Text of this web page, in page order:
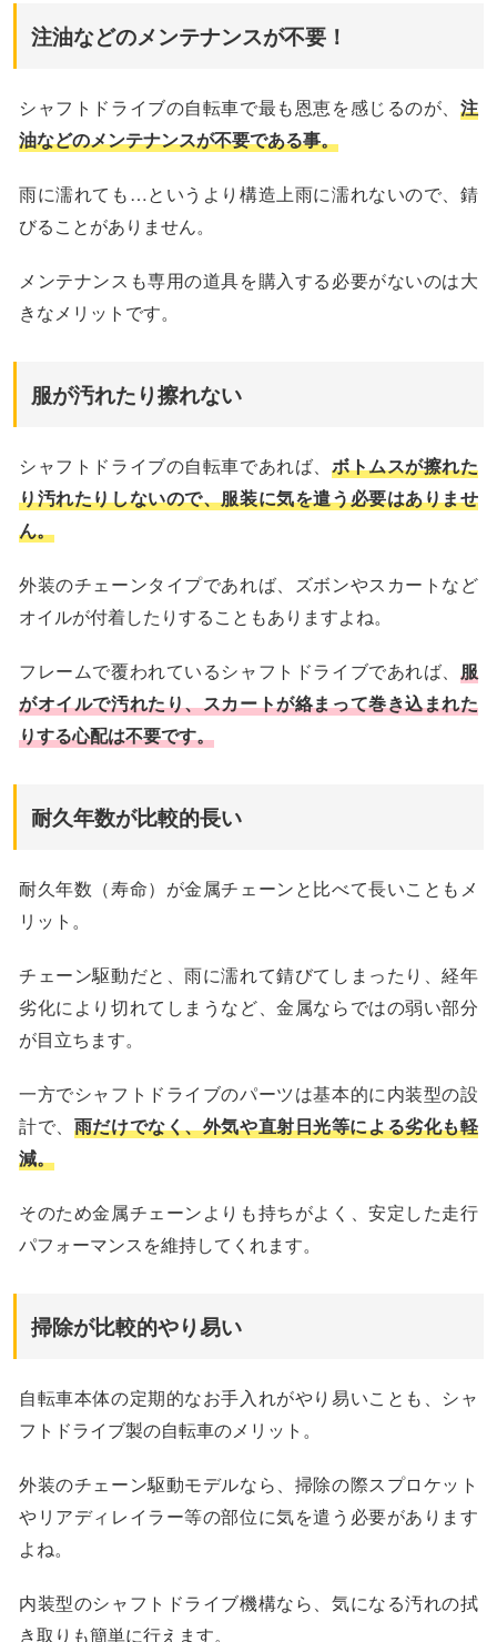
注油などのメンテナンスが不要！
シャフトドライブの自転車で最も恩恵を感じるのが、 注
油などのメンテナンスが不要である事。
雨に濡れても…というより構造上雨に濡れないので、錆
びることがありません。
メンテナンスも専用の道具を購入する必要がないのは大
きなメリットです。
服が汚れたり擦れない
シャフトドライブの自転車であれば、 ボトムスが擦れた
り汚れたりしないので、服装に気を遣う必要はありませ
ん。
外装のチェーンタイプであれば、ズボンやスカートなど
オイルが付着したりすることもありますよね。
フレームで覆われているシャフトドライブであれば、 服
がオイルで汚れたり、スカートが絡まって巻き込まれた
りする心配は不要です。
耐久年数が比較的長い
耐久年数（寿命）が金属チェーンと比べて長いこともメ
リット。
チェーン駆動だと、雨に濡れて錆びてしまったり、経年
劣化により切れてしまうなど、金属ならではの弱い部分
が目立ちます。
一方でシャフトドライブのパーツは基本的に内装型の設
計で、 雨だけでなく、外気や直射日光等による劣化も軽
減。
そのため金属チェーンよりも持ちがよく、安定した走行
パフォーマンスを維持してくれます。
掃除が比較的やり易い
自転車本体の定期的なお手入れがやり易いことも、シャ
フトドライブ製の自転車のメリット。
外装のチェーン駆動モデルなら、掃除の際スプロケット
やリアディレイラー等の部位に気を遣う必要があります
よね。
内装型のシャフトドライブ機構なら、気になる汚れの拭
き取りも簡単に行えます。